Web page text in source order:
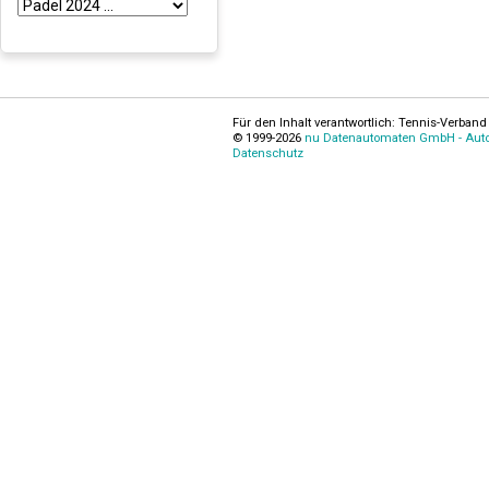
Für den Inhalt verantwortlich: Tennis-
© 1999-2026 nu Datenautomaten GmbH -
Datenschutz